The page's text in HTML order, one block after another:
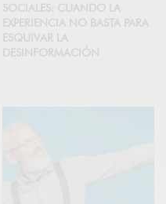
SOCIALES: CUANDO LA
EXPERIENCIA NO BASTA PARA
ESQUIVAR LA
DESINFORMACIÓN